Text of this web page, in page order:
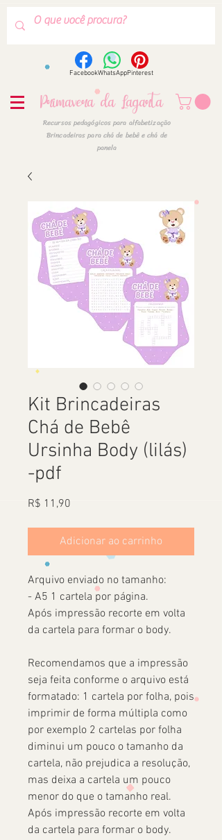
FacebookWhatsAppPinterest
Primavera da Lagarta
Recursos pedagógicos para alfabetização
Brincadeiras para chá de bebê e chá de
panela
Kit Brincadeiras
Chá de Bebê
Ursinha Body (lilás)
-pdf
R$ 11,90
Adicionar ao carrinho
Arquivo enviado no tamanho:
- A5 1 cartela por página.
Após impressão recorte em volta
da cartela para formar o body.
Recomendamos que a impressão
seja feita conforme o arquivo está
formatado: 1 cartela por folha, pois
imprimir de forma múltipla como
por exemplo 2 cartelas por folha
diminui um pouco o tamanho da
cartela, não prejudica a resolução,
mas deixa a cartela um pouco
menor do que o tamanho real.
Após impressão recorte em volta
da cartela para formar o body.